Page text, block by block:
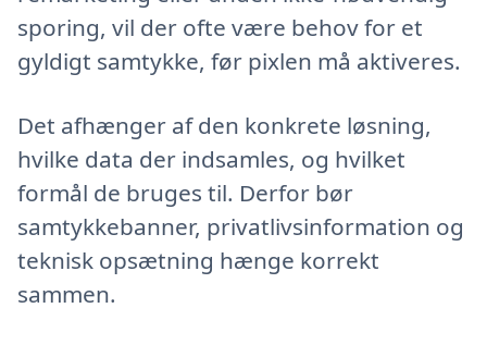
sporing, vil der ofte være behov for et
gyldigt samtykke, før pixlen må aktiveres.
Det afhænger af den konkrete løsning,
hvilke data der indsamles, og hvilket
formål de bruges til. Derfor bør
samtykkebanner, privatlivsinformation og
teknisk opsætning hænge korrekt
sammen.